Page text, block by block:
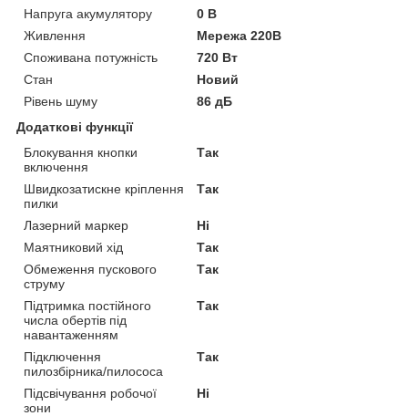
Напруга акумулятору
0 В
Живлення
Мережа 220В
Споживана потужність
720 Вт
Стан
Новий
Рівень шуму
86 дБ
Додаткові функції
Блокування кнопки
включення
Так
Швидкозатискне кріплення
пилки
Так
Лазерний маркер
Ні
Маятниковий хід
Так
Обмеження пускового
струму
Так
Підтримка постійного
числа обертів під
навантаженням
Так
Підключення
пилозбірника/пилососа
Так
Підсвічування робочої
зони
Ні